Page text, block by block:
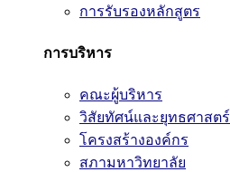
การรับรองหลักสูตร
การบริหาร
คณะผู้บริหาร
วิสัยทัศน์และยุทธศาสตร์
โครงสร้างองค์กร
สภามหาวิทยาลัย